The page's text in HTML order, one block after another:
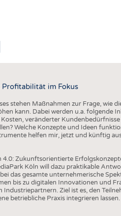
NACHHALTIGKEIT
KREISLAUFWIRTSCHAFT
TECHNISCHE TEXTILIEN
SMART TEXTILES
MEDIZIN
HAUS- UND
BEKLEIDUNG
TESTS
Profitabilität im Fokus
stehen Maßnahmen zur Frage, wie
kann. Dabei werden u.a. folgende
veränderter
Welche Konzepte und Ideen
helfen mir, jetzt und künftig
4.0: Zukunftsorientierte
Köln will dazu praktikable
das gesamte unternehmerische
bis zu digitalen Innovationen und
Ziel ist es, den
betriebliche Praxis integrieren lassen.